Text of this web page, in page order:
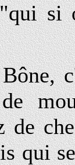
si
de
qui